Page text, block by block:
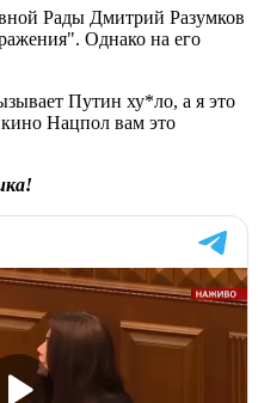
Рады Дмитрий Разумков
Однако на его
Путин ху*ло, а я это
Нацпол вам это